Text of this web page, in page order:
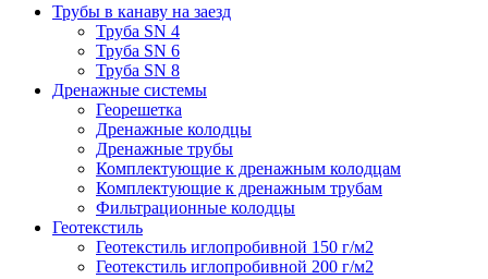
Трубы в канаву на заезд
Труба SN 4
Труба SN 6
Труба SN 8
Дренажные системы
Георешетка
Дренажные колодцы
Дренажные трубы
Комплектующие к дренажным колодцам
Комплектующие к дренажным трубам
Фильтрационные колодцы
Геотекстиль
Геотекстиль иглопробивной 150 г/м2
Геотекстиль иглопробивной 200 г/м2